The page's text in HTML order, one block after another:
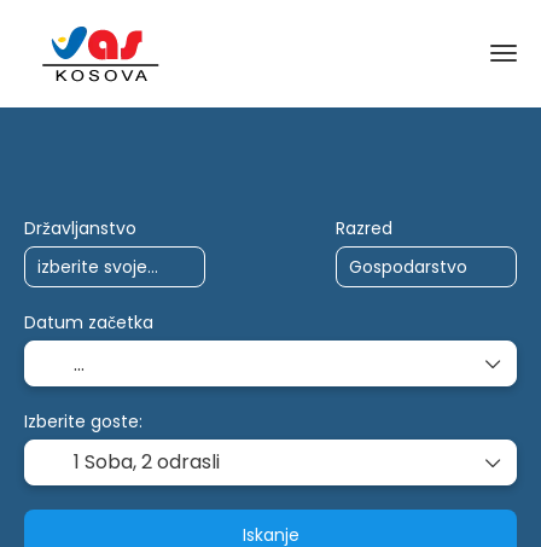
Državljanstvo Razred
Datum začetka
Izberite goste:
1 Soba,2 odrasli
Iskanje